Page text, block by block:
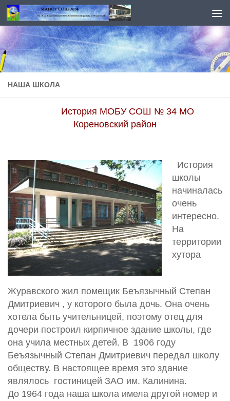
Перейти к содержимому
НАША ШКОЛА
История МОБУ СОШ № 34 МО
Кореновский район
История
школы
начиналась
очень
интересно.
На
территории
хутора
Журавского жил помещик Беъязычный Степан
Дмитриевич , у которого была дочь. Она очень
хотела быть учительницей, поэтому отец для
дочери построил кирпичное здание школы, где
она учила местных детей. В 1906 году
Беъязычный Степан Дмитриевич передал школу
обществу. В настоящее время это здание
являлось гостиницей ЗАО им. Калинина.
До 1964 года наша школа имела другой номер и